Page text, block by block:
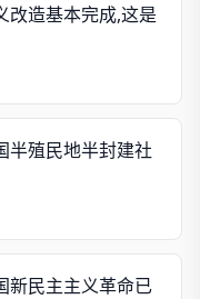
改造基本完成,这是
半殖民地半封建社
新民主主义革命已